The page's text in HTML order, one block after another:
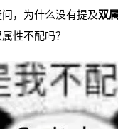
，为什么没有提及双
性不配吗？